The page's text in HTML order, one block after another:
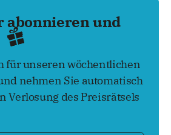
abonnieren und
für unseren wöchentlichen
nehmen Sie automatisch
Verlosung des Preisrätsels